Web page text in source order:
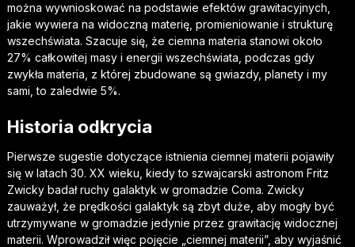
można wywnioskować na podstawie efektów grawitacyjnych,
jakie wywiera na widoczną materię, promieniowanie i strukturę
wszechświata. Szacuje się, że ciemna materia stanowi około
27% całkowitej masy i energii wszechświata, podczas gdy
zwykła materia, z której zbudowane są gwiazdy, planety i my
sami, to zaledwie 5%.
Historia odkrycia
Pierwsze sugestie dotyczące istnienia ciemnej materii pojawiły
się w latach 30. XX wieku, kiedy to szwajcarski astronom Fritz
Zwicky badał ruchy galaktyk w gromadzie Coma. Zwicky
zauważył, że prędkości galaktyk są zbyt duże, aby mogły być
utrzymywane w gromadzie jedynie przez grawitację widocznej
materii. Wprowadził więc pojęcie „ciemnej materii”, aby wyjaśnić